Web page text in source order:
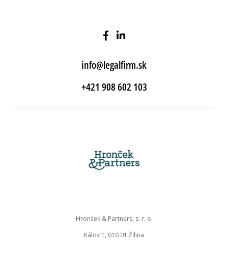
info@legalfirm.sk
+421 908 602 103
Hronček & Partners, s. r. o.
Kálov 1, 010 01 Žilina